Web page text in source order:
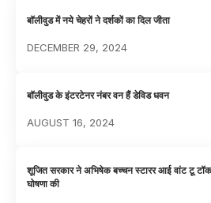
बॉलीवुड में नये चेहरों ने दर्शकों का दिल जीता
DECEMBER 29, 2024
बॉलीवुड के इंटरटेनर नंबर वन हैं डेविड धवन
AUGUST 16, 2024
शूजित सरकार ने अभिषेक बच्चन स्टारर आई वांट टू
घोषणा की